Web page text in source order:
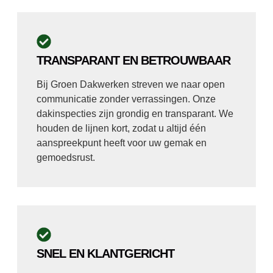
TRANSPARANT EN BETROUWBAAR
Bij Groen Dakwerken streven we naar open
communicatie zonder verrassingen. Onze
dakinspecties zijn grondig en transparant. We
houden de lijnen kort, zodat u altijd één
aanspreekpunt heeft voor uw gemak en
gemoedsrust.
SNEL EN KLANTGERICHT